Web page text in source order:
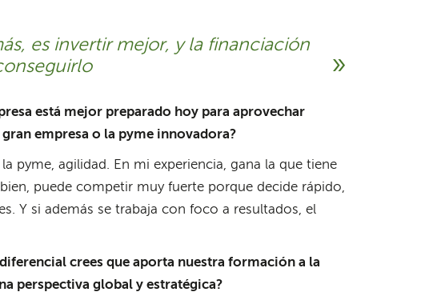
es invertir mejor, y la financiación
está mejor preparado hoy para aprovechar
empresa o la pyme innovadora?
pyme, agilidad. En mi experiencia, gana la que tiene
puede competir muy fuerte porque decide rápido,
Y si además se trabaja con foco a resultados, el
crees que aporta nuestra formación a la
perspectiva global y estratégica?